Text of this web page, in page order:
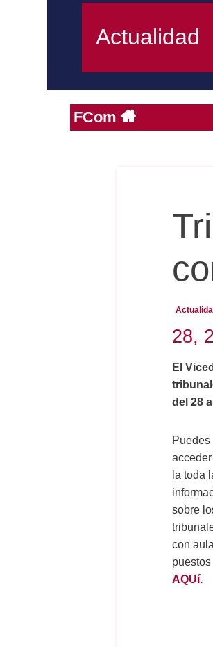
Actualidad
FCom
28,
El
del 28
Puedes
acceder
la toda
sobre
con
puestos
AQUí.